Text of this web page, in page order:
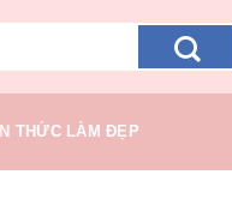
THỨC LÀM ĐẸP